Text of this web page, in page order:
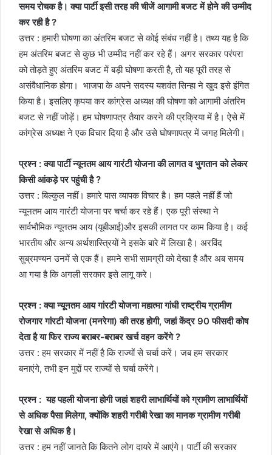
समय रोचक है। क्या पार्टी इसी तरह की चीजें आगामी बजट में होने की उम्मीद
कर रही है ?
उत्तर : हमारी घोषणा का अंतरिम बजट से कोई संबंध नहीं है। तथ्य यह है कि
हम अंतरिम बजट से कुछ भी उम्मीद नहीं कर रहे हैं। अगर सरकार परंपरा
को तोड़ते हुए अंतरिम बजट में बड़ी घोषणा करती है, तो यह पूरी तरह से
असंवैधानिक होगा। भाजपा के अपने सदस्य यशवंत सिन्हा ने खुद इसे इंगित
किया है। इसलिए कृपया कर कांग्रेस अध्यक्ष की घोषणा को आगामी अंतरिम
बजट से नहीं जोड़ें। हम घोषणापत्र तैयार करने की प्रक्रिया में है। ऐसे में
कांग्रेस अध्यक्ष ने एक विचार दिया है और उसे घोषणापत्र में जगह मिलेगी।
प्रश्न : क्या पार्टी न्यूनतम आय गारंटी योजना की लागत व भुगतान को लेकर
किसी आंकड़े पर पहुंची है ?
उत्तर : बिल्कुल नहीं। हमारे पास व्यापक विचार है। हम पहले नहीं हैं जो
न्यूनतम आय गारंटी योजना पर चर्चा कर रहे हैं। एक पूरी संस्था ने
सार्वभौमिक न्यूनतम आय (यूबीआई)और इसकी लागत पर काम किया है। कई
भारतीय और अन्य अर्थशास्त्रियों ने इसके बारे में लिखा है। अरविंद
सुब्रमण्यन उनमें से एक हैं। हमने सभी सामग्री को देखा है और अब समय
आ गया है कि अगली सरकार इसे लागू करे।
प्रश्न : क्या न्यूनतम आय गांरटी योजना महात्मा गांधी राष्ट्रीय ग्रामीण
रोजगार गांरटी योजना (मनरेगा) की तरह होगी, जहां केंद्र 90 फीसदी कोष
देता है या फिर राज्य बराबर-बराबर खर्च वहन करेंगे ?
उत्तर : हम सरकार में नहीं है कि राज्यों से चर्चा करें। जब हम सरकार
बनाएंगे, तभी इन मुद्दों पर राज्यों से चर्चा करेंगे।
प्रश्न : यह पहली योजना होगी जहां शहरी लाभार्थियों को ग्रामीण लाभार्थियों
से अधिक पैसा मिलेगा, क्योंकि शहरी गरीबी रेखा का मानक ग्रामीण गरीबी
रेखा से अधिक है।
उत्तर : हम नहीं जानते कि कितने लोग दायरे में आएंगे। पार्टी की सरकार